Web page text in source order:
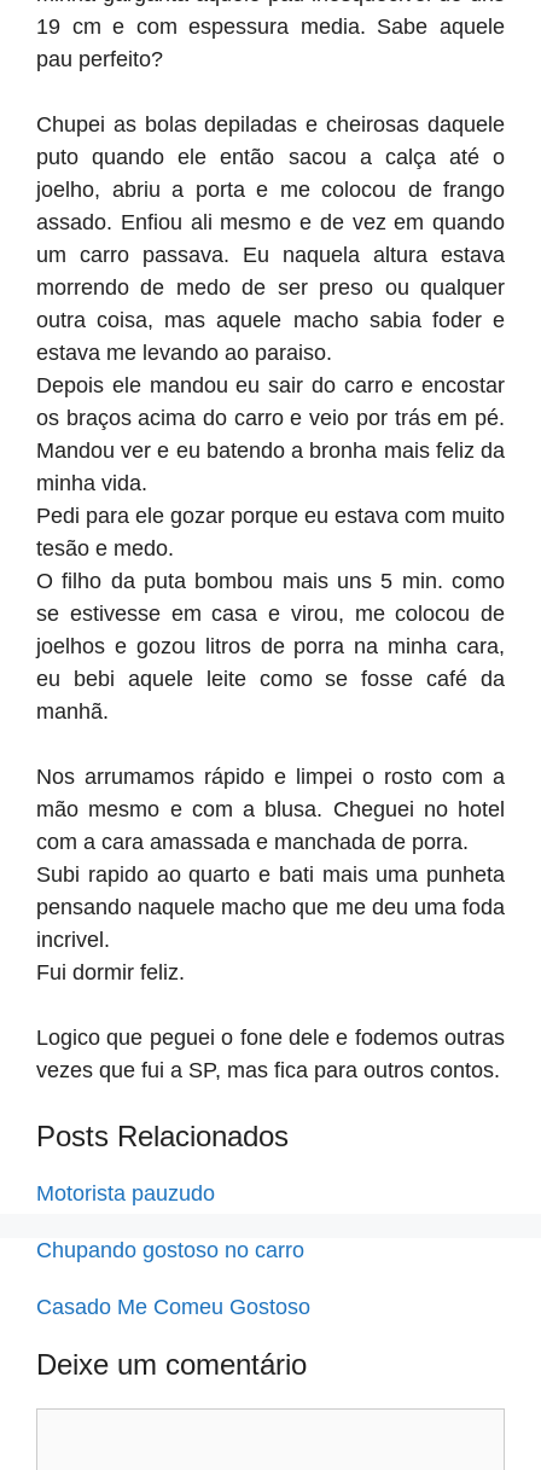
19 cm e com espessura media. Sabe aquele
pau perfeito?
Chupei as bolas depiladas e cheirosas daquele
puto quando ele então sacou a calça até o
joelho, abriu a porta e me colocou de frango
assado. Enfiou ali mesmo e de vez em quando
um carro passava. Eu naquela altura estava
morrendo de medo de ser preso ou qualquer
outra coisa, mas aquele macho sabia foder e
estava me levando ao paraiso.
Depois ele mandou eu sair do carro e encostar
os braços acima do carro e veio por trás em pé.
Mandou ver e eu batendo a bronha mais feliz da
minha vida.
Pedi para ele gozar porque eu estava com muito
tesão e medo.
O filho da puta bombou mais uns 5 min. como
se estivesse em casa e virou, me colocou de
joelhos e gozou litros de porra na minha cara,
eu bebi aquele leite como se fosse café da
manhã.
Nos arrumamos rápido e limpei o rosto com a
mão mesmo e com a blusa. Cheguei no hotel
com a cara amassada e manchada de porra.
Subi rapido ao quarto e bati mais uma punheta
pensando naquele macho que me deu uma foda
incrivel.
Fui dormir feliz.
Logico que peguei o fone dele e fodemos outras
vezes que fui a SP, mas fica para outros contos.
Posts Relacionados
Motorista pauzudo
Chupando gostoso no carro
Casado Me Comeu Gostoso
Deixe um comentário